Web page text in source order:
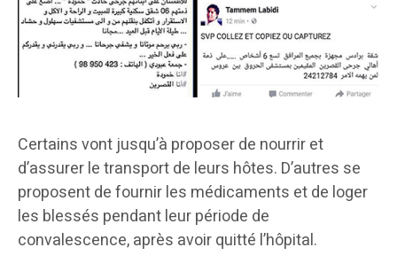
Certains vont jusqu’à proposer de nourrir et
d’assurer le transport de leurs hôtes. D’autres se
proposent de fournir les médicaments et de loger
les blessés pendant leur période de
convalescence, après avoir quitté l’hôpital.